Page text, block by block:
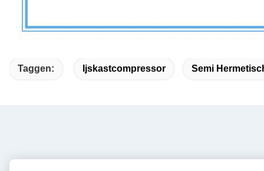
Taggen: Ijskastcompressor Semi